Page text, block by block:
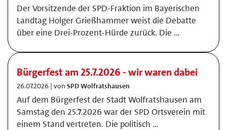
Der Vorsitzende der SPD-Fraktion im Bayerischen
Landtag Holger Grießhammer weist die Debatte
über eine Drei-Prozent-Hürde zurück. Die …
Bürgerfest am 25.7.2026 - wir waren dabei
26.07.2026 | von SPD Wolfratshausen
Auf dem Bürgerfest der Stadt Wolfratshausen am
Samstag den 25.7.2026 war der SPD Ortsverein mit
einem Stand vertreten. Die politisch …